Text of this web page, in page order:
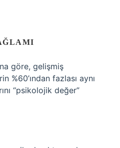
göre, gelişmiş
%60’ından fazlası aynı
“psikolojik değer”